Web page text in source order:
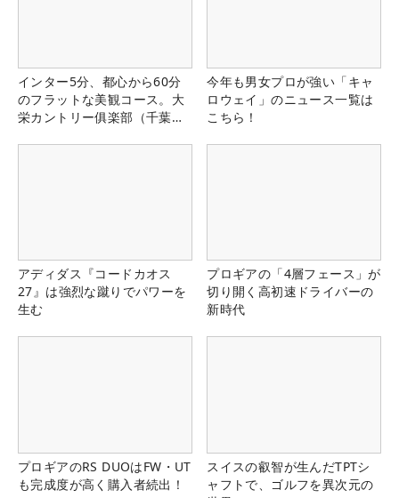
インター5分、都心から60分
のフラットな美観コース。大
栄カントリー俱楽部（千葉
今年も男女プロが強い「キャ
ロウェイ」のニュース一覧は
こちら！
アディダス『コードカオス
27』は強烈な蹴りでパワーを
生む
プロギアの「4層フェース」が
切り開く高初速ドライバーの
新時代
プロギアのRS DUOはFW・UT
も完成度が高く購入者続出！
スイスの叡智が生んだTPTシ
ャフトで、ゴルフを異次元の